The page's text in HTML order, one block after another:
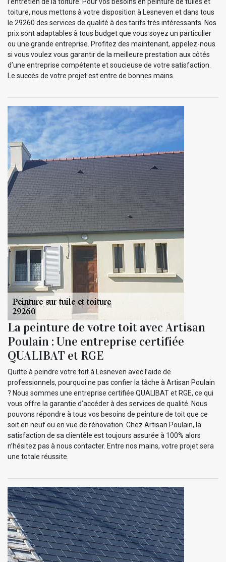
l’entretien de la toiture. Pour vos besoins en peinture de tuiles et
toiture, nous mettons à votre disposition à Lesneven et dans tous
le 29260 des services de qualité à des tarifs très intéressants. Nos
prix sont adaptables à tous budget que vous soyez un particulier
ou une grande entreprise. Profitez des maintenant, appelez-nous
si vous voulez vous garantir de la meilleure prestation aux côtés
d’une entreprise compétente et soucieuse de votre satisfaction.
Le succès de votre projet est entre de bonnes mains.
La peinture de votre toit avec Artisan
Poulain : Une entreprise certifiée
QUALIBAT et RGE
Quitte à peindre votre toit à Lesneven avec l’aide de
professionnels, pourquoi ne pas confier la tâche à Artisan Poulain
? Nous sommes une entreprise certifiée QUALIBAT et RGE, ce qui
vous offre la garantie d’accéder à des services de qualité. Nous
pouvons répondre à tous vos besoins de peinture de toit que ce
soit en neuf ou en vue de rénovation. Chez Artisan Poulain, la
satisfaction de sa clientèle est toujours assurée à 100% alors
n’hésitez pas à nous contacter. Entre nos mains, votre projet sera
une totale réussite.